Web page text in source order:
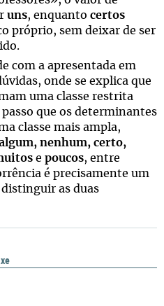
uns, enquanto certos
próprio, sem deixar de ser
com a apresentada em
onde se explica que
uma classe restrita
passo que os determinantes
classe mais ampla,
nenhum, certo,
e poucos, entre
é precisamente um
as duas